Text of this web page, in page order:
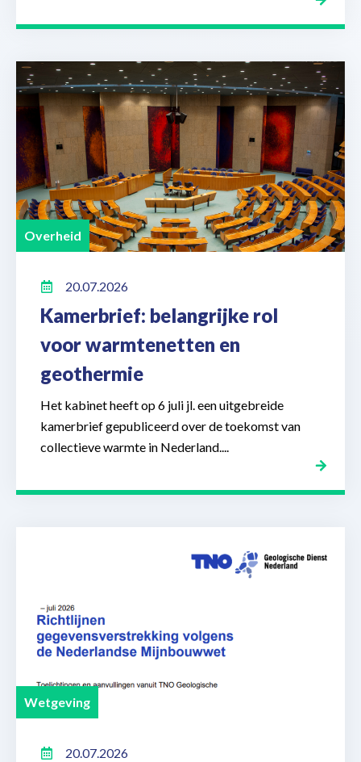
Overheid
20.07.2026
Kamerbrief: belangrijke rol
voor warmtenetten en
geothermie
Het kabinet heeft op 6 juli jl. een uitgebreide
kamerbrief gepubliceerd over de toekomst van
collectieve warmte in Nederland....
Wetgeving
20.07.2026